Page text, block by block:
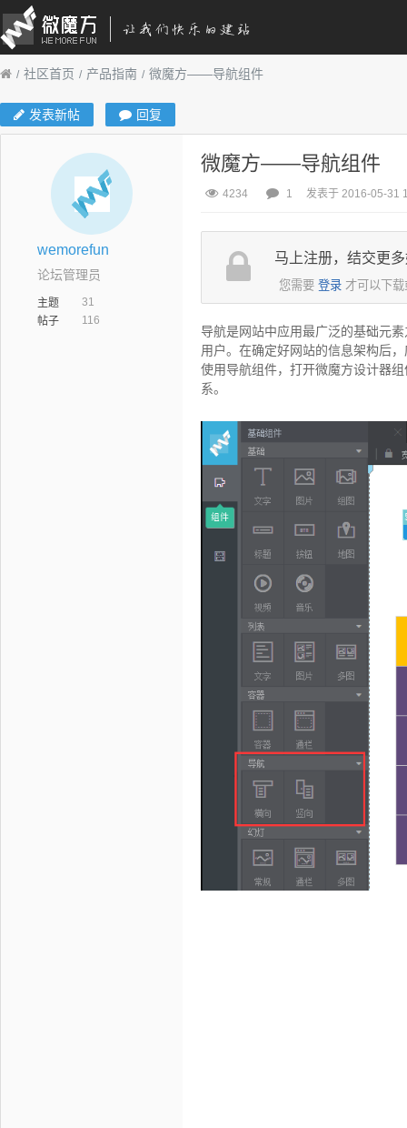
社区首页 产品指南 微魔方——导航组件
发表新帖 回复
wemorefun
论坛管理员
主题
31
帖子
116
微魔方——导航组件
4234 1 发表于 2016-05-31
马上注册，结交更
您需要 登录 才可以下
导航是网站中应用最广泛的基础元
用户。在确定好网站的信息架构后
使用导航组件，打开微魔方设计器
系。